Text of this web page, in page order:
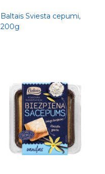
Baltais Sviesta cepumi,
200g